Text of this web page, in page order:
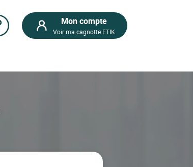
Mon compte
Voir ma cagnotte ETIK